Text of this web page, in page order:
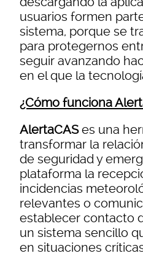
usuarios formen
sistema, porque se
para protegernos
seguir avanzando
en el que la
¿Cómo funciona
AlertaCASes una
transformar la
de seguridad y
plataforma la
incidencias
relevantes o
establecer contacto
un sistema sencillo
en situaciones